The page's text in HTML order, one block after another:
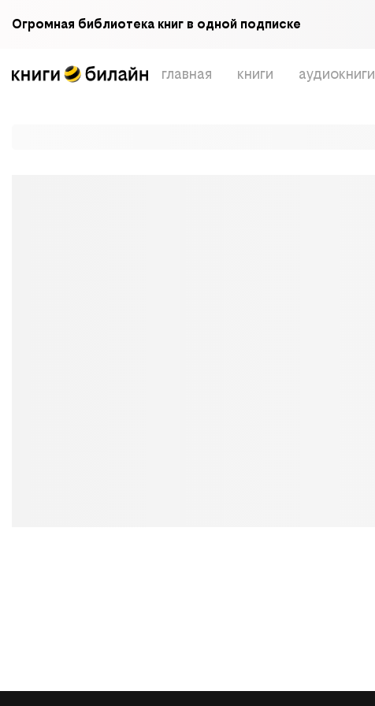
Огромная библиотека книг в одной подписке
главная книги аудиокниги